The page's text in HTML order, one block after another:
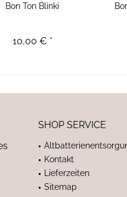
Bon Ton Blinki
10,00 € *
SHOP SERVICE
Kontakt
Lieferzeiten
Sitemap